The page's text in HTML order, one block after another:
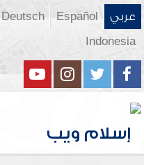
عربي Español
Deutsch
Indonesia